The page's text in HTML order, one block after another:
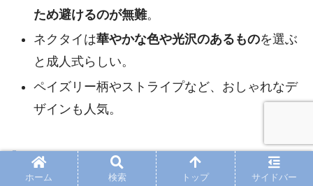
ため避けるのが無難。
ネクタイは華やかな色や光沢のあるものを選ぶ
と成人式らしい。
ペイズリー柄やストライプなど、おしゃれなデ
ザインも人気。
③ 靴と小物
ホーム 検索 トップ サイドバー